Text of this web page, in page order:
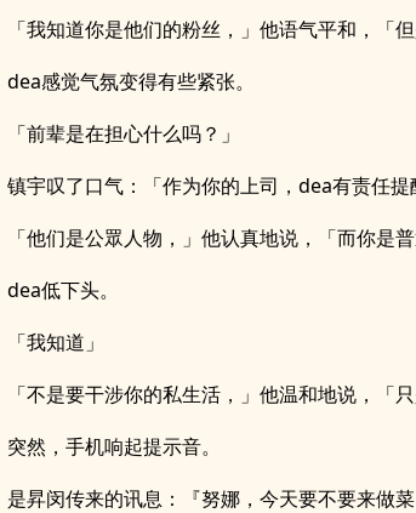
「我知道你是他们的粉丝，」他语气平和，「
dea感觉气氛变得有些紧张。
「前辈是在担心什么吗？」
镇宇叹了口气：「作为你的上司，dea有责任提
「他们是公眾人物，」他认真地说，「而你是普
dea低下头。
「我知道」
「不是要干涉你的私生活，」他温和地说，「
突然，手机响起提示音。
是昇闵传来的讯息：『努娜，今天要不要来做菜